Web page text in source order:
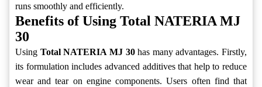
runs smoothly and efficiently.
Benefits of Using Total NATERIA MJ
30
Using Total NATERIA MJ 30has many advantages. Firstly,
its formulation includes advanced additives that help to reduce
wear and tear on engine components. Users often find that